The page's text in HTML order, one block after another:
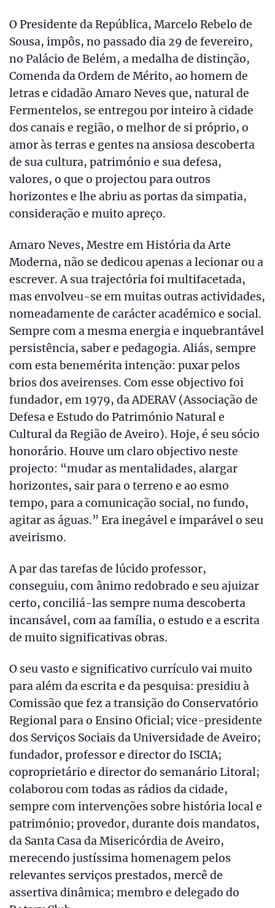
O Presidente da República, Marcelo Rebelo de
Sousa, impôs, no passado dia 29 de fevereiro,
no Palácio de Belém, a medalha de distinção,
Comenda da Ordem de Mérito, ao homem de
letras e cidadão Amaro Neves que, natural de
Fermentelos, se entregou por inteiro à cidade
dos canais e região, o melhor de si próprio, o
amor às terras e gentes na ansiosa descoberta
de sua cultura, património e sua defesa,
valores, o que o projectou para outros
horizontes e lhe abriu as portas da simpatia,
consideração e muito apreço.
Amaro Neves, Mestre em História da Arte
Moderna, não se dedicou apenas a lecionar ou a
escrever. A sua trajectória foi multifacetada,
mas envolveu-se em muitas outras actividades,
nomeadamente de carácter académico e social.
Sempre com a mesma energia e inquebrantável
persistência, saber e pedagogia. Aliás, sempre
com esta benemérita intenção: puxar pelos
brios dos aveirenses. Com esse objectivo foi
fundador, em 1979, da ADERAV (Associação de
Defesa e Estudo do Património Natural e
Cultural da Região de Aveiro). Hoje, é seu sócio
honorário. Houve um claro objectivo neste
projecto: “mudar as mentalidades, alargar
horizontes, sair para o terreno e ao esmo
tempo, para a comunicação social, no fundo,
agitar as águas.” Era inegável e imparável o seu
aveirismo.
A par das tarefas de lúcido professor,
conseguiu, com ânimo redobrado e seu ajuizar
certo, conciliá-las sempre numa descoberta
incansável, com aa família, o estudo e a escrita
de muito significativas obras.
O seu vasto e significativo currículo vai muito
para além da escrita e da pesquisa: presidiu à
Comissão que fez a transição do Conservatório
Regional para o Ensino Oficial; vice-presidente
dos Serviços Sociais da Universidade de Aveiro;
fundador, professor e director do ISCIA;
coproprietário e director do semanário Litoral;
colaborou com todas as rádios da cidade,
sempre com intervenções sobre história local e
património; provedor, durante dois mandatos,
da Santa Casa da Misericórdia de Aveiro,
merecendo justíssima homenagem pelos
relevantes serviços prestados, mercê de
assertiva dinâmica; membro e delegado do